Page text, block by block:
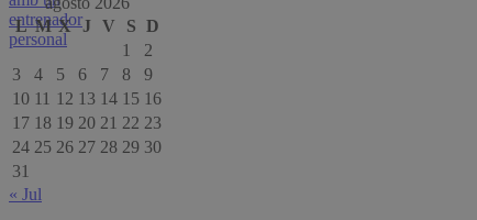
L M X J V S D
1
2
3
4 5 6 7 8
9
10 11 12 13 14 15 16
17 18 19 20 21 22 23
24 25 26 27 28 29 30
31
« Jul